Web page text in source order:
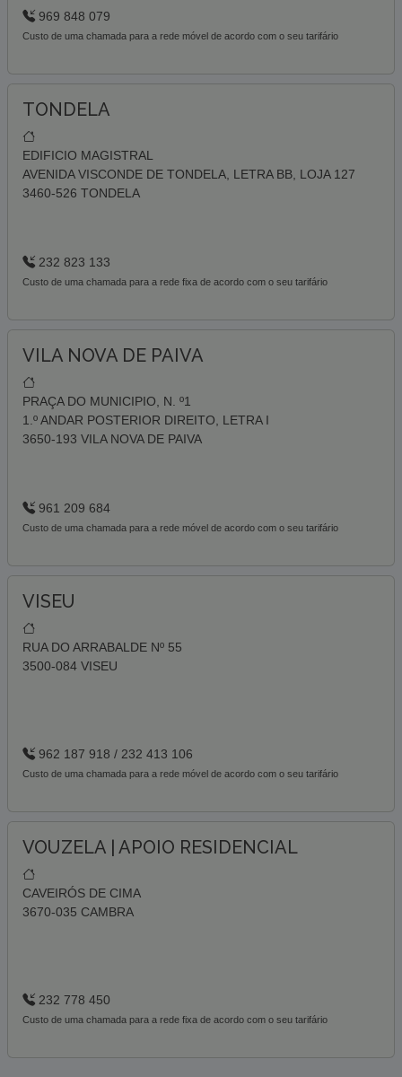
969 848 079
Custo de uma chamada para a rede móvel de acordo com o seu tarifário
TONDELA
EDIFICIO MAGISTRAL
AVENIDA VISCONDE DE TONDELA, LETRA BB, LOJA 127
3460-526 TONDELA
232 823 133
Custo de uma chamada para a rede fixa de acordo com o seu tarifário
VILA NOVA DE PAIVA
PRAÇA DO MUNICIPIO, N. º1
1.º ANDAR POSTERIOR DIREITO, LETRA I
3650-193 VILA NOVA DE PAIVA
961 209 684
Custo de uma chamada para a rede móvel de acordo com o seu tarifário
VISEU
RUA DO ARRABALDE Nº 55
3500-084 VISEU
962 187 918 / 232 413 106
Custo de uma chamada para a rede móvel de acordo com o seu tarifário
VOUZELA | APOIO RESIDENCIAL
CAVEIRÓS DE CIMA
3670-035 CAMBRA
232 778 450
Custo de uma chamada para a rede fixa de acordo com o seu tarifário